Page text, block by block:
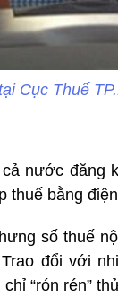
Cục Thuế
nước đăng
thuế bằng
số thuế
đổi với
“rón rén”